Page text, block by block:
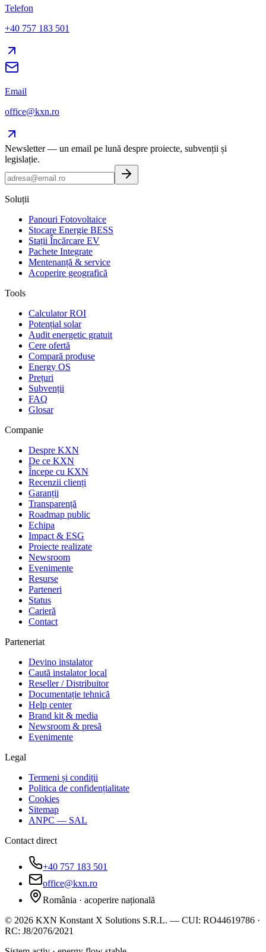
Telefon
+40 757 183 501
Email
office@kxn.ro
Newsletter — un email pe lună despre proiecte, subvenții și
legislație.
Soluții
Panouri Fotovoltaice
Stocare Energie BESS
Stații Încărcare EV
Pachete Integrate
Mentenanță & service
Acoperire geografică
Tools
Calculator ROI
Potențial solar
Audit energetic gratuit
Cere ofertă
Compară produse
Energy OS
Prețuri
Subvenții
FAQ
Glosar
Companie
Despre KXN
De ce KXN
Începe cu KXN
Recenzii clienți
Garanții
Transparență
Roadmap public
Echipa
Impact & ESG
Proiecte realizate
Newsroom
Evenimente
Resurse
Parteneri
Status
Carieră
Contact
Parteneriat
Devino instalator
Caută instalator local
Reseller / Distribuitor
Documentație tehnică
Help center
Brand kit & media
Newsroom & presă
Evenimente
Legal
Termeni și condiții
Politica de confidențialitate
Cookies
Sitemap
ANPC — SAL
Contact direct
+40 757 183 501
office@kxn.ro
România · acoperire națională
© 2026 KXN Konstant X Solutions S.R.L. — CUI: RO44619786 ·
RC: J8/2076/2021